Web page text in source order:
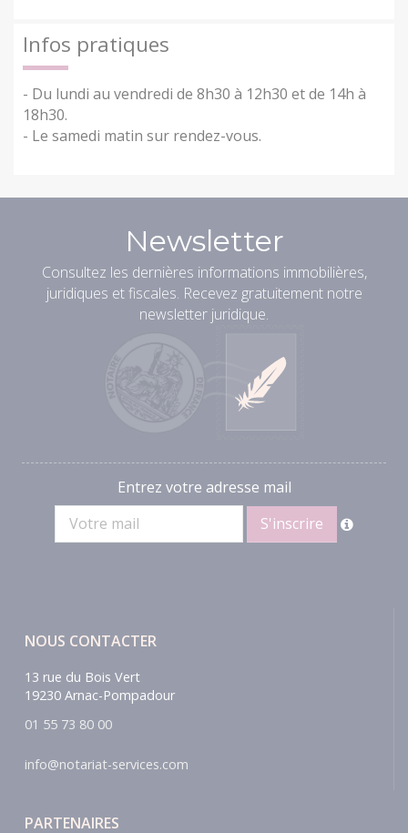
Infos pratiques
- Du lundi au vendredi de 8h30 à 12h30 et de 14h à
18h30.
- Le samedi matin sur rendez-vous.
Newsletter
Consultez les dernières informations immobilières,
juridiques et fiscales. Recevez gratuitement notre
newsletter juridique.
Entrez votre adresse mail
NOUS CONTACTER
13 rue du Bois Vert
19230 Arnac-Pompadour
01 55 73 80 00
info@notariat-services.com
PARTENAIRES